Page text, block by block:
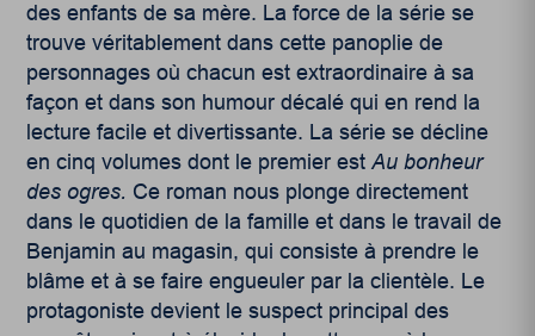
des enfants de sa mère. La force de la série se
trouve véritablement dans cette panoplie de
personnages où chacun est extraordinaire à sa
façon et dans son humour décalé qui en rend la
lecture facile et divertissante. La série se décline
en cinq volumes dont le premier estAu bonheur
des ogres. Ce roman nous plonge directement
dans le quotidien de la famille et dans le travail de
Benjamin au magasin, qui consiste à prendre le
blâme et à se faire engueuler par la clientèle. Le
protagoniste devient le suspect principal des